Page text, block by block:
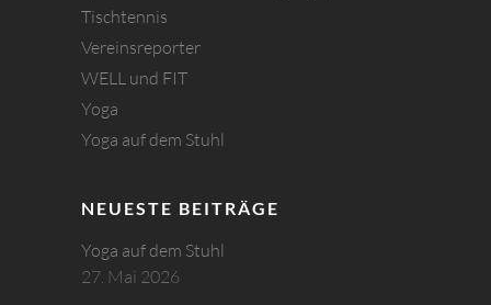
Tischtennis
Vereinsreporter
WELL und FIT
Yoga
Yoga auf dem Stuhl
NEUESTE BEITRÄGE
Yoga auf dem Stuhl
27. Mai 2026